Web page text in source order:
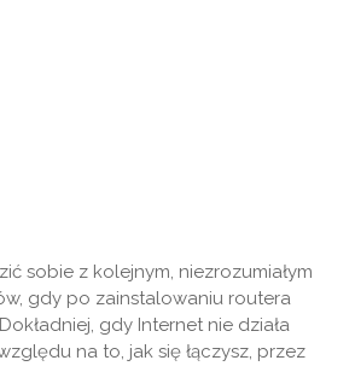
sobie z kolejnym, niezrozumiałym
gdy po zainstalowaniu routera
gdy Internet nie działa
na to, jak się łączysz, przez